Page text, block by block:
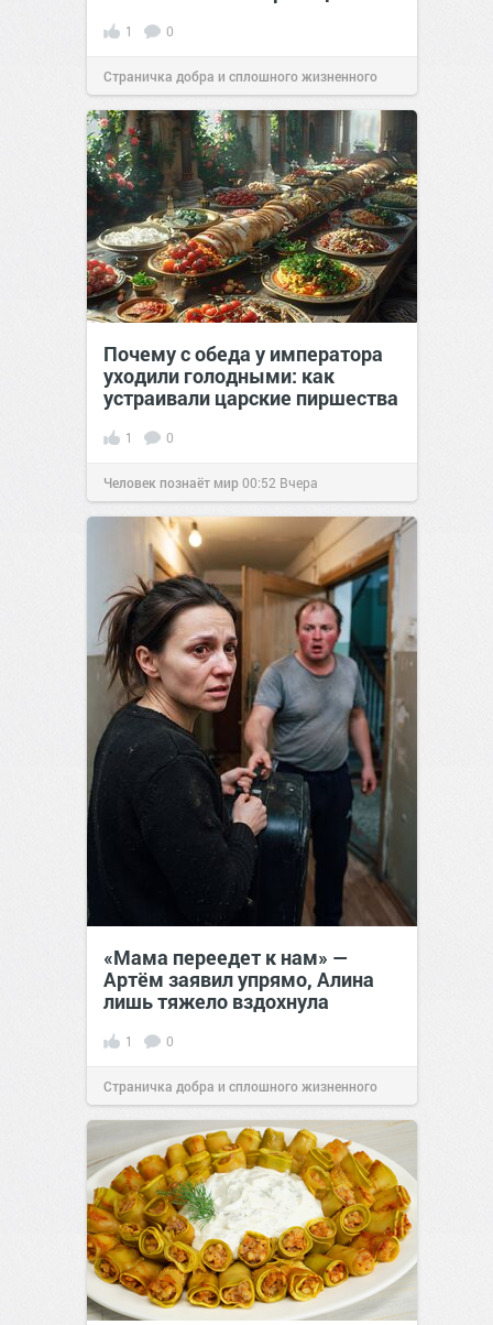
1 0
Страничка добра и сплошного жизненного
позитива!00:28Вчера
Почему с обеда у императора
уходили голодными: как
устраивали царские пиршества
1 0
Человек познаёт мир00:52 Вчера
«Мама переедет к нам» —
Артём заявил упрямо, Алина
лишь тяжело вздохнула
1 0
Страничка добра и сплошного жизненного
позитива!00:28Вчера